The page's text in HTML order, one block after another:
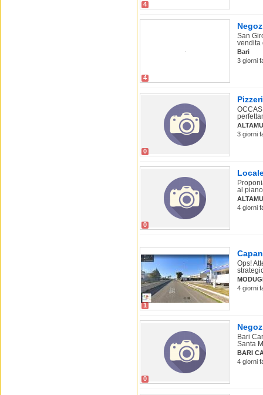
4
4
San
vendita
Bari
3 giorni
0
3 giorni
0
al
4 giorni
1
Ops!
4 giorni
0
Bari
Santa
BARI
4 giorni